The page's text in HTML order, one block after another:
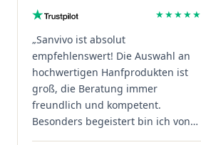
★★★★★
„Sanvivo ist absolut
empfehlenswert! Die Auswahl an
hochwertigen Hanfprodukten ist
groß, die Beratung immer
freundlich und kompetent.
Besonders begeistert bin ich von
der schnellen Rezeptannahme –